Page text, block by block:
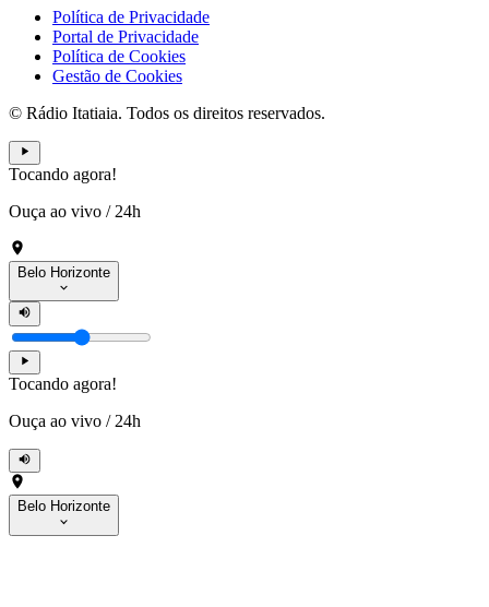
Política de Privacidade
Portal de Privacidade
Política de Cookies
Gestão de Cookies
© Rádio Itatiaia. Todos os direitos reservados.
Tocando agora!
Ouça ao vivo / 24h
Belo Horizonte
Tocando agora!
Ouça ao vivo / 24h
Belo Horizonte